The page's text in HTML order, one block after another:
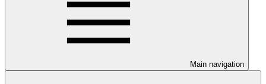
Main navigation